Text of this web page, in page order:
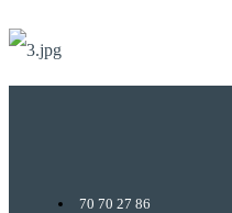
70 70 27 86